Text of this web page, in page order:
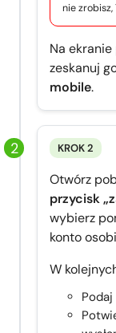
nie
Na
zeskanuj
mobile.
KROK 2
Otwórz
przycisk
wybierz
konto
W